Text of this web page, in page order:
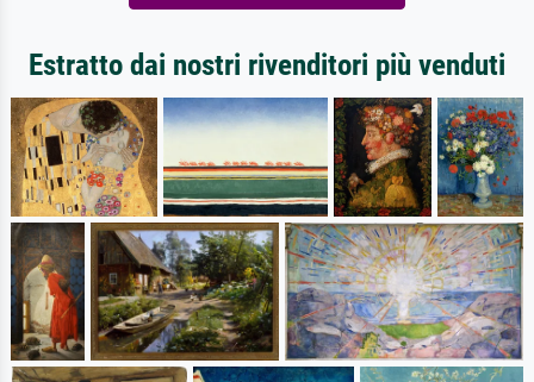
Estratto dai nostri rivenditori più venduti